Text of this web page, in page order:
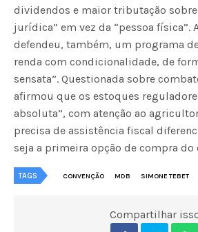
dividendos e maior tributação sobre
jurídica” em vez da “pessoa física”.
defendeu, também, um programa
renda com condicionalidade, de
sensata”. Questionada sobre
afirmou que os estoques
absoluta”, com atenção ao
precisa de assistência fiscal
seja a primeira opção de compra do
TAGS CONVENÇÃO MDB SIMONE TEBET
Compartilhar